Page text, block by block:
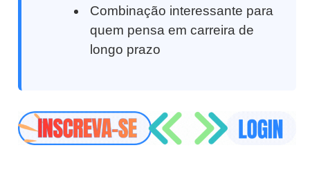
Combinação interessante para
quem pensa em carreira de
longo prazo